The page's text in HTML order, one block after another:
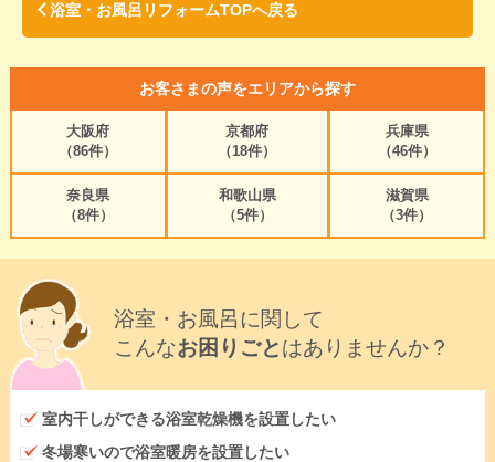
浴室・お風呂リフォームTOPへ戻る
お客さまの声をエリアから探す
大阪府
（86件）
京都府
（18件）
兵庫県
（46件）
奈良県
（8件）
和歌山県
（5件）
滋賀県
（3件）
浴室・お風呂に関して
こんなお困りごとはありませんか？
室内干しができる浴室乾燥機を設置したい
冬場寒いので浴室暖房を設置したい